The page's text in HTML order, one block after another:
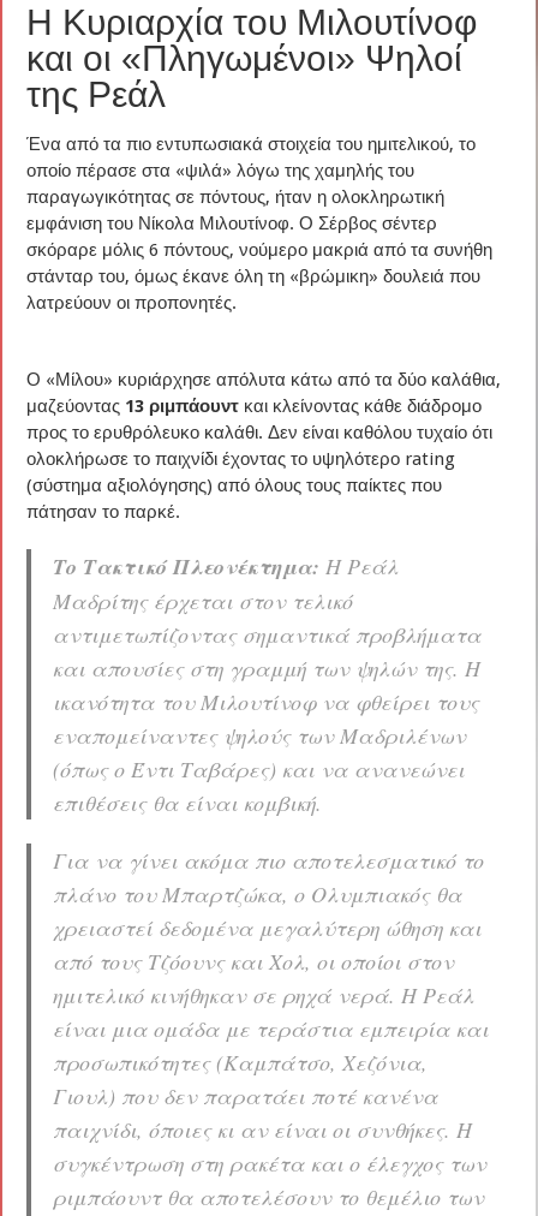
Η Κυριαρχία του Μιλουτίνοφ
και οι «Πληγωμένοι» Ψηλοί
της Ρεάλ
Ένα από τα πιο εντυπωσιακά στοιχεία του ημιτελικού, το
οποίο πέρασε στα «ψιλά» λόγω της χαμηλής του
παραγωγικότητας σε πόντους, ήταν η ολοκληρωτική
εμφάνιση του Νίκολα Μιλουτίνοφ. Ο Σέρβος σέντερ
σκόραρε μόλις 6 πόντους, νούμερο μακριά από τα συνήθη
στάνταρ του, όμως έκανε όλη τη «βρώμικη» δουλειά που
λατρεύουν οι προπονητές.
Ο «Μίλου» κυριάρχησε απόλυτα κάτω από τα δύο καλάθια,
μαζεύοντας 13 ριμπάουντ και κλείνοντας κάθε διάδρομο
προς το ερυθρόλευκο καλάθι. Δεν είναι καθόλου τυχαίο ότι
ολοκλήρωσε το παιχνίδι έχοντας το υψηλότερο rating
(σύστημα αξιολόγησης) από όλους τους παίκτες που
πάτησαν το παρκέ.
Το Τακτικό Πλεονέκτημα: Η Ρεάλ
Μαδρίτης έρχεται στον τελικό
αντιμετωπίζοντας σημαντικά προβλήματα
και απουσίες στη γραμμή των ψηλών της. Η
ικανότητα του Μιλουτίνοφ να φθείρει τους
εναπομείναντες ψηλούς των Μαδριλένων
(όπως ο Έντι Ταβάρες) και να ανανεώνει
επιθέσεις θα είναι κομβική.
Για να γίνει ακόμα πιο αποτελεσματικό το
πλάνο του Μπαρτζώκα, ο Ολυμπιακός θα
χρειαστεί δεδομένα μεγαλύτερη ώθηση και
από τους Τζόουνς και Χολ, οι οποίοι στον
ημιτελικό κινήθηκαν σε ρηχά νερά. Η Ρεάλ
είναι μια ομάδα με τεράστια εμπειρία και
προσωπικότητες (Καμπάτσο, Χεζόνια,
Γιουλ) που δεν παρατάει ποτέ κανένα
παιχνίδι, όποιες κι αν είναι οι συνθήκες. Η
συγκέντρωση στη ρακέτα και ο έλεγχος των
ριμπάουντ θα αποτελέσουν το θεμέλιο των